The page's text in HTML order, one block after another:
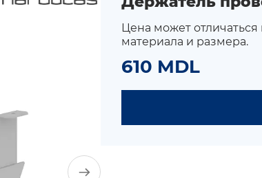
Цена может
материала и размера.
610 MDL